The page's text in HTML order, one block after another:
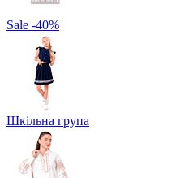
Sale -40%
Шкільна група